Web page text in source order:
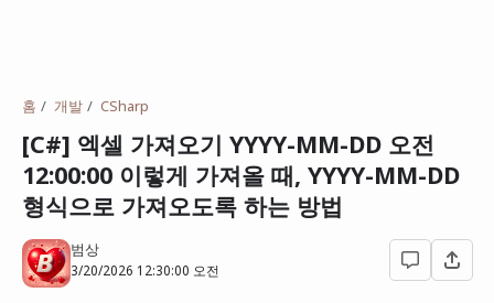
홈 개발 CSharp
[C#] 엑셀 가져오기 YYYY-MM-DD 오전
12:00:00 이렇게 가져올 때, YYYY-MM-DD
형식으로 가져오도록 하는 방법
범상
3/20/2026 12:30:00 오전